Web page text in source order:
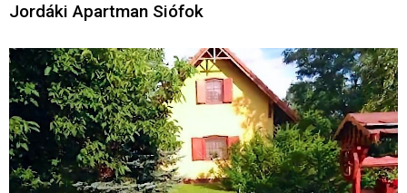
Jordáki Apartman Siófok